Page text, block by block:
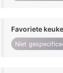
Favoriete
Niet